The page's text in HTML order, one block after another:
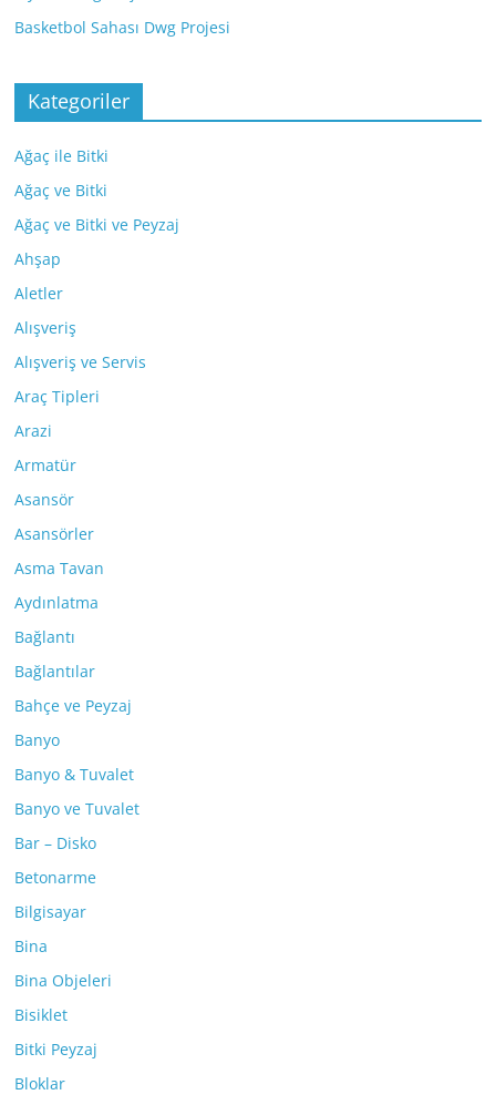
Basketbol Sahası Dwg Projesi
Kategoriler
Ağaç ile Bitki
Ağaç ve Bitki
Ağaç ve Bitki ve Peyzaj
Ahşap
Aletler
Alışveriş
Alışveriş ve Servis
Araç Tipleri
Arazi
Armatür
Asansör
Asansörler
Asma Tavan
Aydınlatma
Bağlantı
Bağlantılar
Bahçe ve Peyzaj
Banyo
Banyo & Tuvalet
Banyo ve Tuvalet
Bar – Disko
Betonarme
Bilgisayar
Bina
Bina Objeleri
Bisiklet
Bitki Peyzaj
Bloklar